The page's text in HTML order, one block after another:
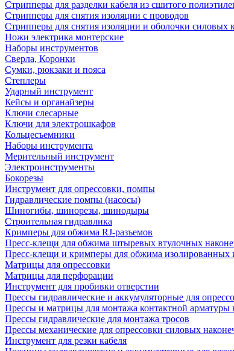
Стрипперы для разделки кабеля из сшитого
Cтрипперы для снятия изоляции с проводов
Стрипперы для снятия изоляции и оболочки силовых
Ножи электрика монтерские
Наборы инструментов
Сверла, Коронки
Сумки, рюкзаки и пояса
Степлеры
Ударный инструмент
Кейсы и органайзеры
Ключи слесарные
Ключи для электрошкафов
Кольцесъемники
Наборы инструмента
Мерительный инструмент
Электроинструменты
Бокорезы
Инструмент для опрессовки, помпы
Гидравлические помпы (насосы)
Шиногибы, шинорезы, шинодыры
Строительная гидравлика
Кримперы для обжима RJ-разъемов
Пресс-клещи для обжима штыревых втулочных
Пресс-клещи и кримперы для обжима изолированных
Матрицы для опрессовки
Матрицы для перфорации
Инструмент для пробивки отверстии
Прессы гидравлические и аккумуляторные для
Прессы и матрицы для монтажа контактной арматуры
Прессы гидравлические для монтажа тросов
Прессы механические для опрессовки силовых
Инструмент для резки кабеля